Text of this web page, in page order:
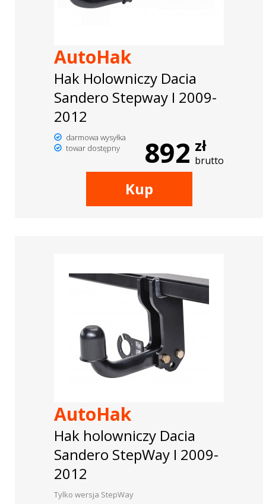
AutoHak
Hak Holowniczy Dacia
Sandero Stepway I 2009-
2012
darmowa wysyłka
towar dostępny
892 zł
brutto
Kup
AutoHak
Hak holowniczy Dacia
Sandero StepWay I 2009-
2012
Tylko wersja StepWay